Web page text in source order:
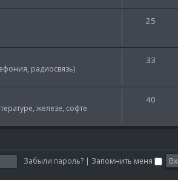
25
радиосвязь)
33
железе, софте
40
Забыли пароль? | Запомнить меня